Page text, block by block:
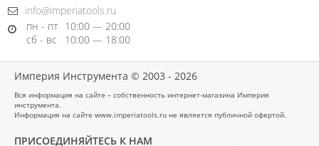
info@imperiatools.ru
пн - пт 10:00 — 20:00
сб - вс
10:00 — 18:00
Империя Инструмента © 2003 - 2026
Вся информация на сайте – собственность интернет-магазина Империя
инструмента.
Информация на сайте www.imperiatools.ru не является публичной офертой.
ПРИСОЕДИНЯЙТЕСЬ К НАМ